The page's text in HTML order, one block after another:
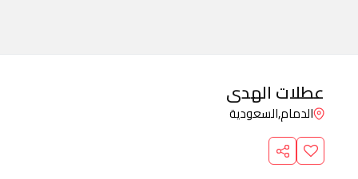
عطلات الهدى
الدمام,السعودية